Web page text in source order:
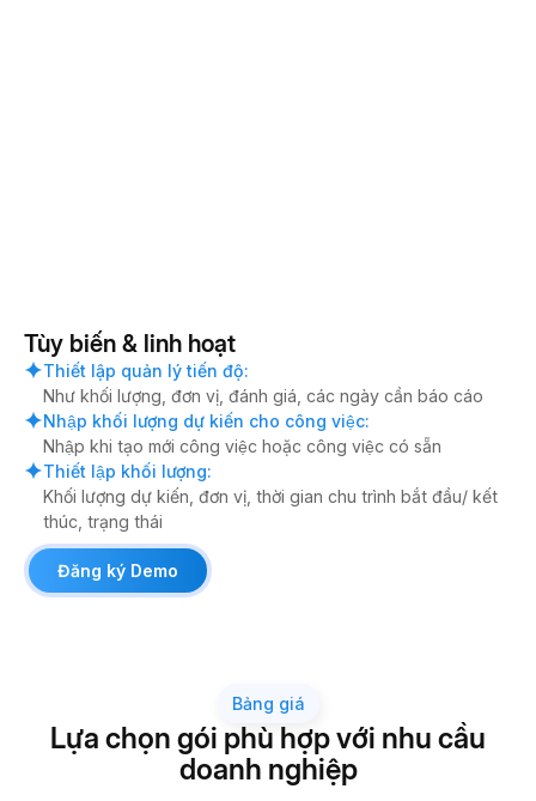
Tùy biến & linh hoạt
Thiết lập quản lý tiến độ:
Như khối lượng, đơn vị, đánh giá, các ngày cần báo cáo
Nhập khối lượng dự kiến cho công việc:
Nhập khi tạo mới công việc hoặc công việc có sẵn
Thiết lập khối lượng:
Khối lượng dự kiến, đơn vị, thời gian chu trình bắt đầu/ kết
thúc, trạng thái
Đăng ký Demo
Bảng giá
Lựa chọn gói phù hợp với nhu cầu
doanh nghiệp